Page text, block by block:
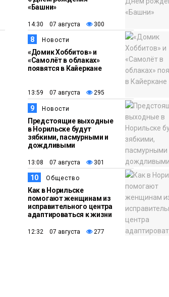
«Башни»
14:30 07 августа 300
8 Новости
«Домик Хоббитов» и
«Самолёт в облаках»
появятся в Кайеркане
13:59 07 августа 295
9 Новости
Предстоящие выходные
в Норильске будут
зябкими, пасмурными и
дождливыми
13:08 07 августа 301
10 Общество
Как в Норильске
помогают женщинам из
исправительного центра
адаптироваться к жизни
12:32 07 августа 277